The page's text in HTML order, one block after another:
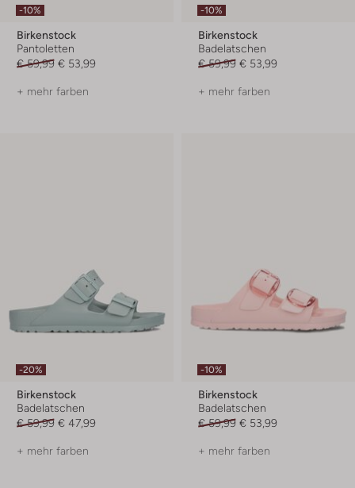
-10%
Birkenstock
Pantoletten
€ 59,99 € 53,99
+ mehr farben
-10%
Birkenstock
Badelatschen
€ 59,99 € 53,99
+ mehr farben
-20%
Birkenstock
Badelatschen
€ 59,99 € 47,99
+ mehr farben
-10%
Birkenstock
Badelatschen
€ 59,99 € 53,99
+ mehr farben